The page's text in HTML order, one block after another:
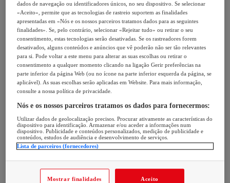
dados de navegação ou identificadores únicos, no seu dispositivo. Se selecionar
«Aceito», permite que as tecnologias de rastreio suportem as finalidades
apresentadas em «Nós e os nossos parceiros tratamos dados para as seguintes
finalidades». Se, pelo contrário, selecionar «Rejeitar tudo» ou retirar o seu
consentimento, estas tecnologias serão desativadas. Se os rastreadores forem
desativados, alguns conteúdos e anúncios que vê poderão não ser tão relevantes
para si. Pode voltar a este menu para alterar as suas escolhas ou retirar o
consentimento a qualquer momento clicando na ligação Gerir preferências na
parte inferior da página Web (ou no ícone na parte inferior esquerda da página, se
aplicável). As suas escolhas serão aplicadas em Website. Para mais informação,
consulte a nossa política de privacidade.
Nós e os nossos parceiros tratamos os dados para fornecermos:
Utilizar dados de geolocalização precisos. Procurar ativamente as características do
dispositivo para identificação. Armazenar e/ou aceder a informações num
dispositivo. Publicidade e conteúdos personalizados, medição de publicidade e
conteúdos, estudos de audiência e desenvolvimento de serviços.
Lista de parceiros (fornecedores)
Mostrar finalidades Aceito